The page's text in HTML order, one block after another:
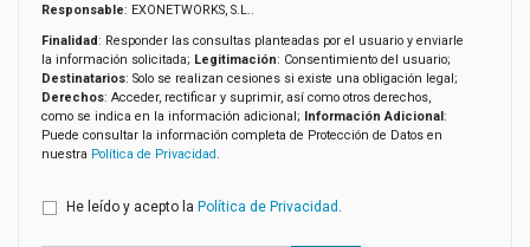
Responsable: EXONETWORKS, S.L..
Finalidad: Responder las consultas planteadas por el usuario y enviarle
la información solicitada; Legitimación: Consentimiento del usuario;
Destinatarios: Solo se realizan cesiones si existe una obligación legal;
Derechos: Acceder, rectificar y suprimir, así como otros derechos,
como se indica en la información adicional;
Información Adicional :
Puede consultar la información completa de Protección de Datos en
nuestra Política de Privacidad .
He leído y acepto la Política de Privacidad